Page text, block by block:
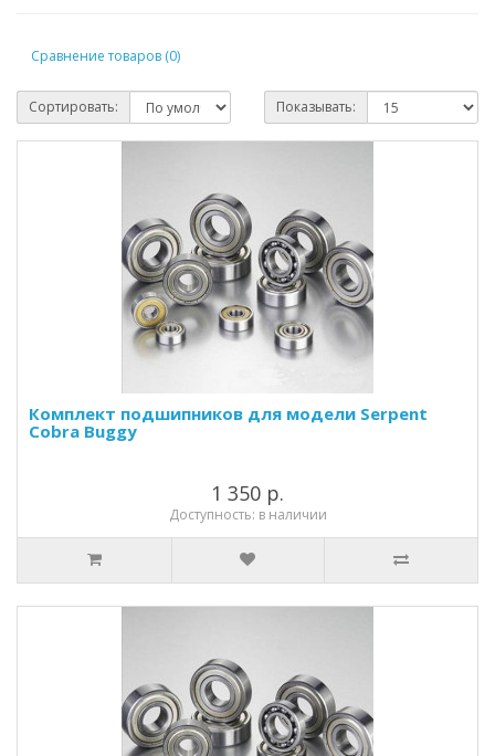
Сравнение товаров (0)
Сортировать: Показывать:
Комплект подшипников для модели Serpent
Cobra Buggy
1 350 р.
Доступность: в наличии